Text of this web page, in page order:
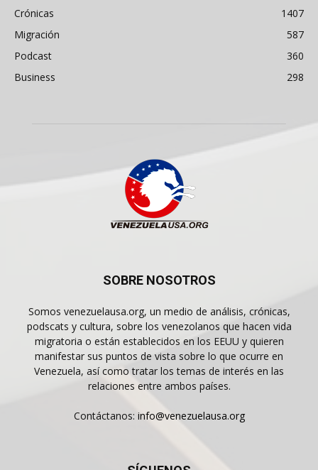
Crónicas
1407
Migración
587
Podcast
360
Business
298
SOBRE NOSOTROS
Somos venezuelausa.org, un medio de análisis, crónicas,
podscats y cultura, sobre los venezolanos que hacen vida
migratoria o están establecidos en los EEUU y quieren
manifestar sus puntos de vista sobre lo que ocurre en
Venezuela, así como tratar los temas de interés en las
relaciones entre ambos países.
Contáctanos: info@venezuelausa.org